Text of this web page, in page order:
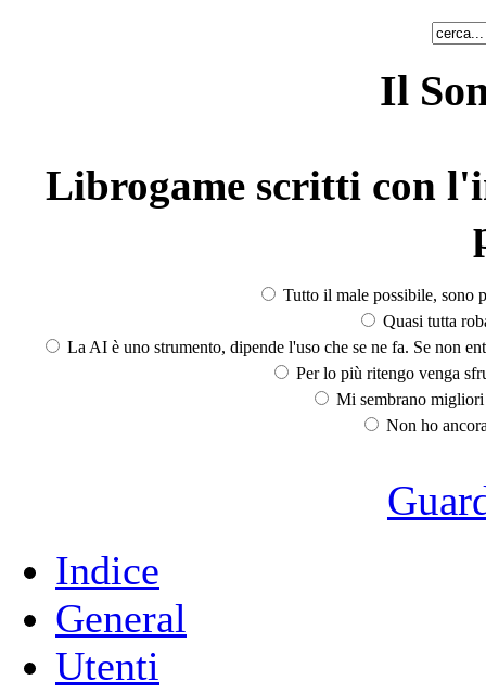
Il
Librogame scritti con
Tutto il male possibile, sono
Quasi tutta
La AI è uno strumento, dipende l'uso che se ne fa. Se non
Per lo più ritengo venga
Mi sembrano
Non ho
Indice
General
Utenti